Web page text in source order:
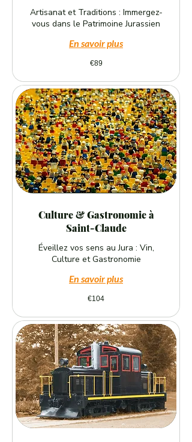
Artisanat et Traditions : Immergez-
vous dans le Patrimoine Jurassien
En savoir plus
€89
Culture & Gastronomie à
Saint-Claude
Éveillez vos sens au Jura : Vin,
Culture et Gastronomie
En savoir plus
€104